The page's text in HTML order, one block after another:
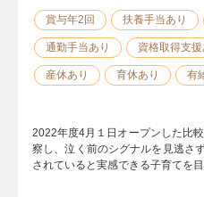
賞与年2回 扶養手当あり
通勤手当あり 資格取得支援
産休あり 育休あり 有
2022年度4月１日オープンした比
察し、泣く前のシグナルを見逃さ
されていると実感できる子育てを